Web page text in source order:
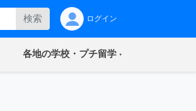
検索 ログイン
各地の学校・プチ留学(current)